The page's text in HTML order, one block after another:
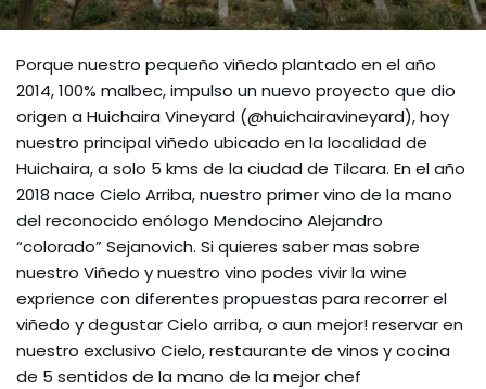
Porque nuestro pequeño viñedo plantado en el año
2014, 100% malbec, impulso un nuevo proyecto que dio
origen a Huichaira Vineyard (@huichairavineyard), hoy
nuestro principal viñedo ubicado en la localidad de
Huichaira, a solo 5 kms de la ciudad de Tilcara. En el año
2018 nace Cielo Arriba, nuestro primer vino de la mano
del reconocido enólogo Mendocino Alejandro
“colorado” Sejanovich. Si quieres saber mas sobre
nuestro Viñedo y nuestro vino podes vivir la wine
exprience con diferentes propuestas para recorrer el
viñedo y degustar Cielo arriba, o aun mejor! reservar en
nuestro exclusivo Cielo, restaurante de vinos y cocina
de 5 sentidos de la mano de la mejor chef